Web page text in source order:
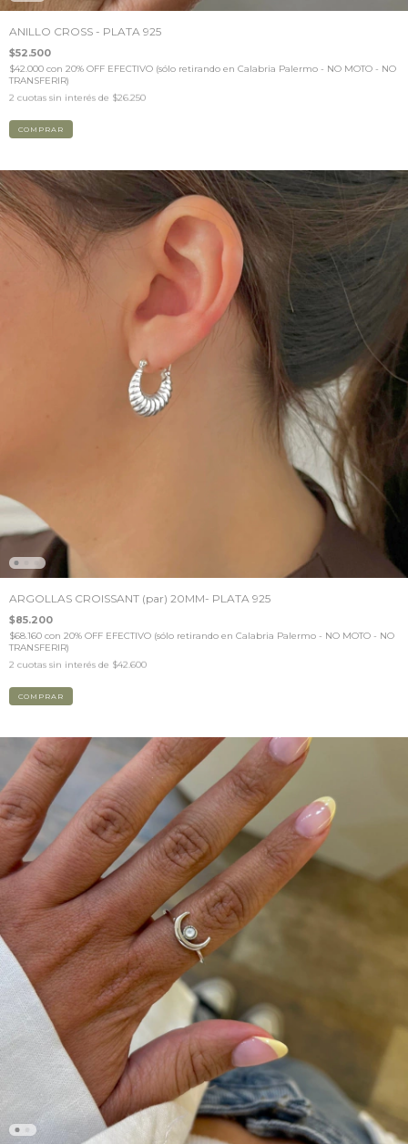
ANILLO CROSS - PLATA 925
$52.500
$42.000 con 20% OFF EFECTIVO (sólo retirando en Calabria Palermo - NO MOTO - NO
TRANSFERIR)
2 cuotas sin interés de $26.250
COMPRAR
ARGOLLAS CROISSANT (par) 20MM- PLATA 925
$85.200
$68.160 con 20% OFF EFECTIVO (sólo retirando en Calabria Palermo - NO MOTO - NO
TRANSFERIR)
2 cuotas sin interés de $42.600
COMPRAR